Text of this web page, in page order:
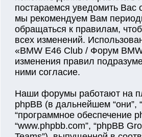
постараемся уведомить Вас
мы рекомендуем Вам
обращаться к правилам,
всех изменений.
«BMW E46 Club / Форум
изменения правил
ними согласие.
Наши форумы работают на
phpBB (в дальнейшем “они”,
“программное обеспечение
“www.phpbb.com”, “phpBB